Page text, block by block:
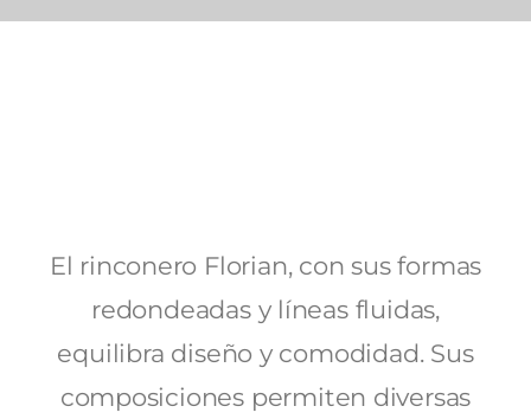
El rinconero Florian, con sus formas
redondeadas y líneas fluidas,
equilibra diseño y comodidad. Sus
composiciones permiten diversas